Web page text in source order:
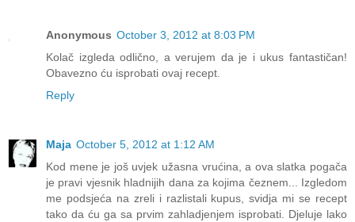
Anonymous October 3, 2012 at 8:03 PM
Kolač izgleda odlično, a verujem da je i ukus fantastičan!
Obavezno ću isprobati ovaj recept.
Reply
Maja October 5, 2012 at 1:12 AM
Kod mene je još uvjek užasna vrućina, a ova slatka pogača
je pravi vjesnik hladnijih dana za kojima čeznem... Izgledom
me podsjeća na zreli i razlistali kupus, svidja mi se recept
tako da ću ga sa prvim zahladjenjem isprobati. Djeluje lako